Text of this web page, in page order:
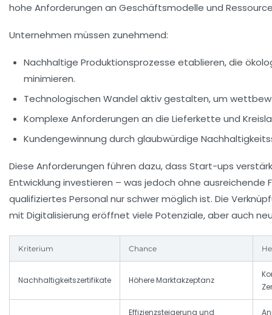
hohe Anforderungen an Geschäftsmodelle und
Unternehmen müssen zunehmend:
Nachhaltige Produktionsprozesse etablieren, die
minimieren.
Technologischen Wandel aktiv gestalten, um
Komplexe Anforderungen an die Lieferkette und
Kundengewinnung durch glaubwürdige
Diese Anforderungen führen dazu, dass Start-ups
Entwicklung investieren – was jedoch ohne ausreichende
qualifiziertes Personal nur schwer möglich ist. Die
mit Digitalisierung eröffnet viele Potenziale, aber auch
Kriterium Chance
Nachhaltigkeitszertifikate Höhere Marktakzeptanz
Effizienzsteigerung und